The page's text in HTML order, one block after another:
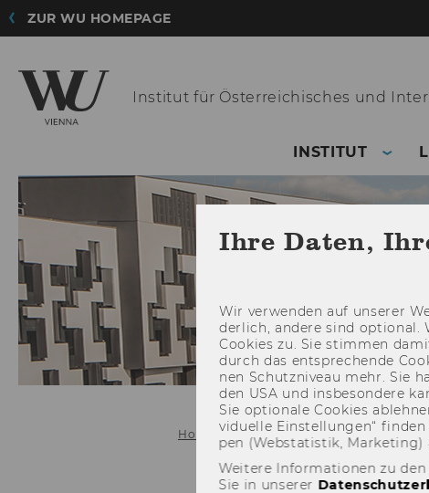
ZUR WU HOMEPAGE
Institut für Österreichisches und
INSTITUT
Home Service Galerie 2022
Ihre Daten,
Wir ver­wen­den auf un­se­rer
der­lich, an­de­re sind op­tio­nal.
Coo­kies zu. Sie stim­men
durch das ent­spre­chen­de
nen Schutz­ni­veau mehr. Sie
den USA und ins­be­son­de­re
Sie op­tio­na­le Coo­kies
vi­du­el­le Ein­stel­lun­gen“
pen (Web­sta­tis­tik, Mar­ke­ting)
Weitere Informationen zu
Sie in unserer